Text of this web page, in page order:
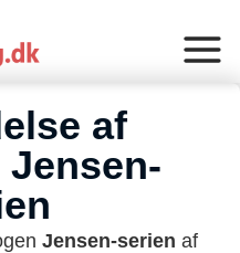
af
Jensen-serien af